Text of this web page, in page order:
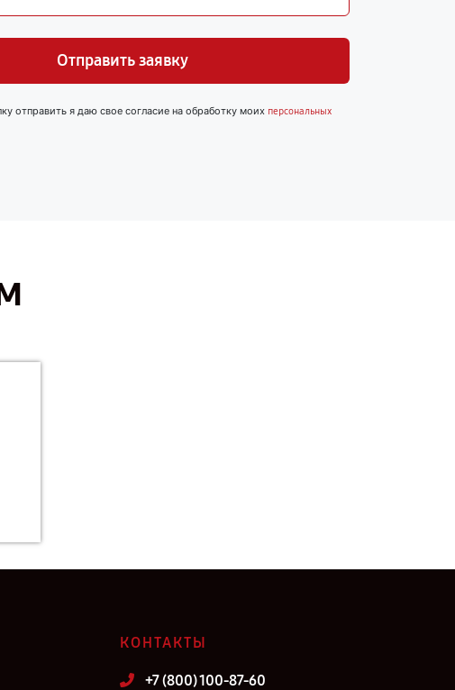
Отправить заявку
отправить я даю свое согласие на обработку моих персональных
КОНТАКТЫ
+7 (800) 100-87-60